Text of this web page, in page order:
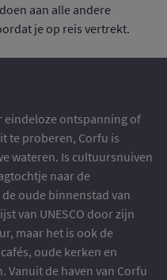
aan alle andere
je op reis vertrekt.
eindeloze ontspanning of
te proberen, Corfu is
wateren. Is cultuursnuiven
naar de
oude binnenstad van
van UNESCO door zijn
maar het is ook de
oude kerken en
Vanuit de haven van Corfu